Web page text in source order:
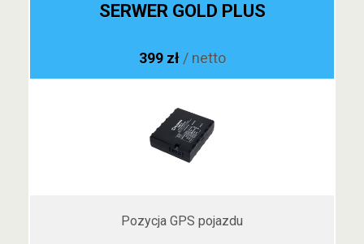
SERWER GOLD PLUS
399 zł / netto
Pozycja GPS pojazdu